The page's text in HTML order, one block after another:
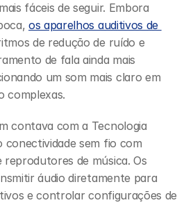
fáceis de seguir. Embora
os aparelhos auditivos de
de redução de ruído e
de fala ainda mais
um som mais claro em
complexas.
contava com a Tecnologia
conectividade sem fio com
de música. Os
áudio diretamente para
e controlar configurações de